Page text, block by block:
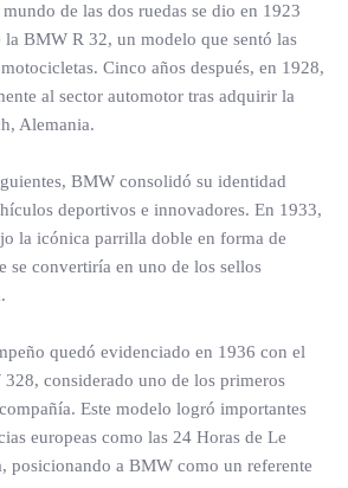
de las dos ruedas se dio en 1923
la BMW R 32, un modelo que sentó las
Cinco años después, en 1928,
al sector automotor tras adquirir la
Alemania.
BMW consolidó su identidad
deportivos e innovadores. En 1933,
la icónica parrilla doble en forma de
se convertiría en uno de los sellos
quedó evidenciado en 1936 con el
considerado uno de los primeros
Este modelo logró importantes
europeas como las 24 Horas de Le
posicionando a BMW como un referente